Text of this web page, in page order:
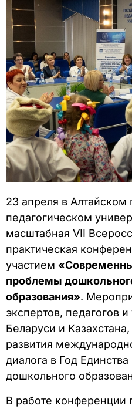
23 апреля в Алтайском
педагогическом
масштабная VII
практическая
участием
проблемы
образования».
экспертов, педагогов
Беларуси и
развития
диалога в Год
дошкольного
В работе конференции